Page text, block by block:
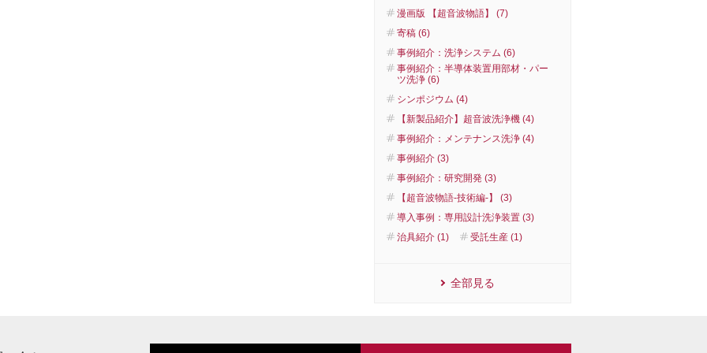
漫画版 【超音波物語】 (7)
寄稿 (6)
事例紹介：洗浄システム (6)
事例紹介：半導体装置用部材・パー
ツ洗浄 (6)
シンポジウム (4)
【新製品紹介】超音波洗浄機 (4)
事例紹介：メンテナンス洗浄 (4)
事例紹介 (3)
事例紹介：研究開発 (3)
【超音波物語-技術編-】 (3)
導入事例：専用設計洗浄装置 (3)
治具紹介 (1)
受託生産 (1)
全部見る